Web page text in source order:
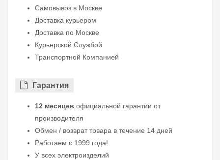
Самовывоз в Москве
Доставка курьером
Доставка по Москве
Курьерской Службой
Транспортной Компанией
Гарантия
12 месяцев официальной гарантии от
производителя
Обмен / возврат товара в течение 14 дней
Работаем с 1999 года!
У всех электроизделий